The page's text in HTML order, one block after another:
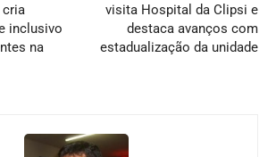
cria
inclusivo
na
visita Hospital da Clipsi e
destaca avanços com
estadualização da unidade